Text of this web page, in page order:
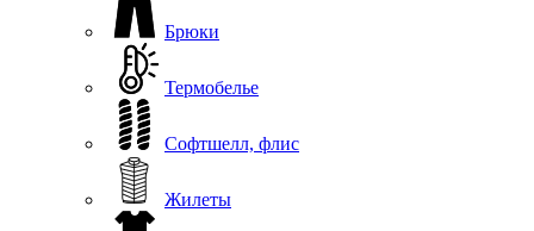
Брюки
Термобелье
Софтшелл, флис
Жилеты